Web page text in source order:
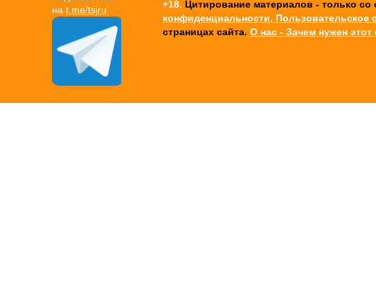
на t.me/tsjru +18. Цитирование материалов - только
конфиденциальности, Пользовательское
страницах сайта. О нас - Зачем нужен этот